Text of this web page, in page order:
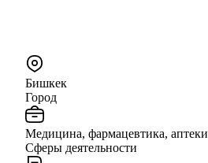
Бишкек
Город
Медицина, фармацевтика, аптеки
Сферы деятельности